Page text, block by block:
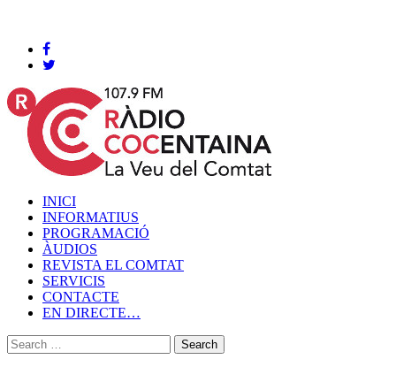
INICI
INFORMATIUS
PROGRAMACIÓ
ÀUDIOS
REVISTA EL COMTAT
SERVICIS
CONTACTE
EN DIRECTE…